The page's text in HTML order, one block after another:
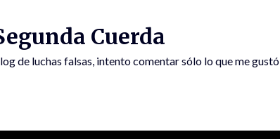
Cuerda
de luchas falsas, intento comentar sólo lo que me gustó